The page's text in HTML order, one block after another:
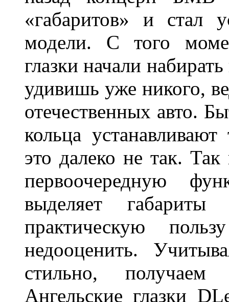
«габаритов» и стал
модели. С того
глазки начали
удивишь уже никого,
отечественных авто.
кольца
это далеко не так. Так
первоочередную
выделяет
практическую
недооценить.
стильно,
Ангельские глазки